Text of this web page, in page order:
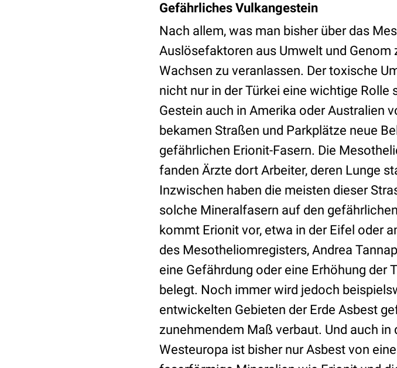
Gefährliches Vulkangestein
Nach allem, was man bisher über das
Auslösefaktoren aus Umwelt und Genom
Wachsen zu veranlassen. Der toxische
nicht nur in der Türkei eine wichtige
Gestein auch in Amerika oder Australien
bekamen Straßen und Parkplätze neue
gefährlichen Erionit-Fasern. Die
fanden Ärzte dort Arbeiter, deren Lunge
Inzwischen haben die meisten dieser
solche Mineralfasern auf den
kommt Erionit vor, etwa in der Eifel oder
des Mesotheliomregisters, Andrea
eine Gefährdung oder eine Erhöhung der
belegt. Noch immer wird jedoch
entwickelten Gebieten der Erde Asbest
zunehmendem Maß verbaut. Und auch
Westeuropa ist bisher nur Asbest von